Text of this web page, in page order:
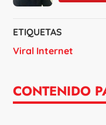
ETIQUETAS
Viral Internet
CONTENIDO